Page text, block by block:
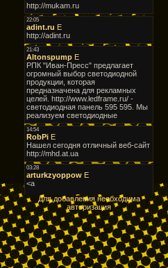
Для добавления необходима
авторизация